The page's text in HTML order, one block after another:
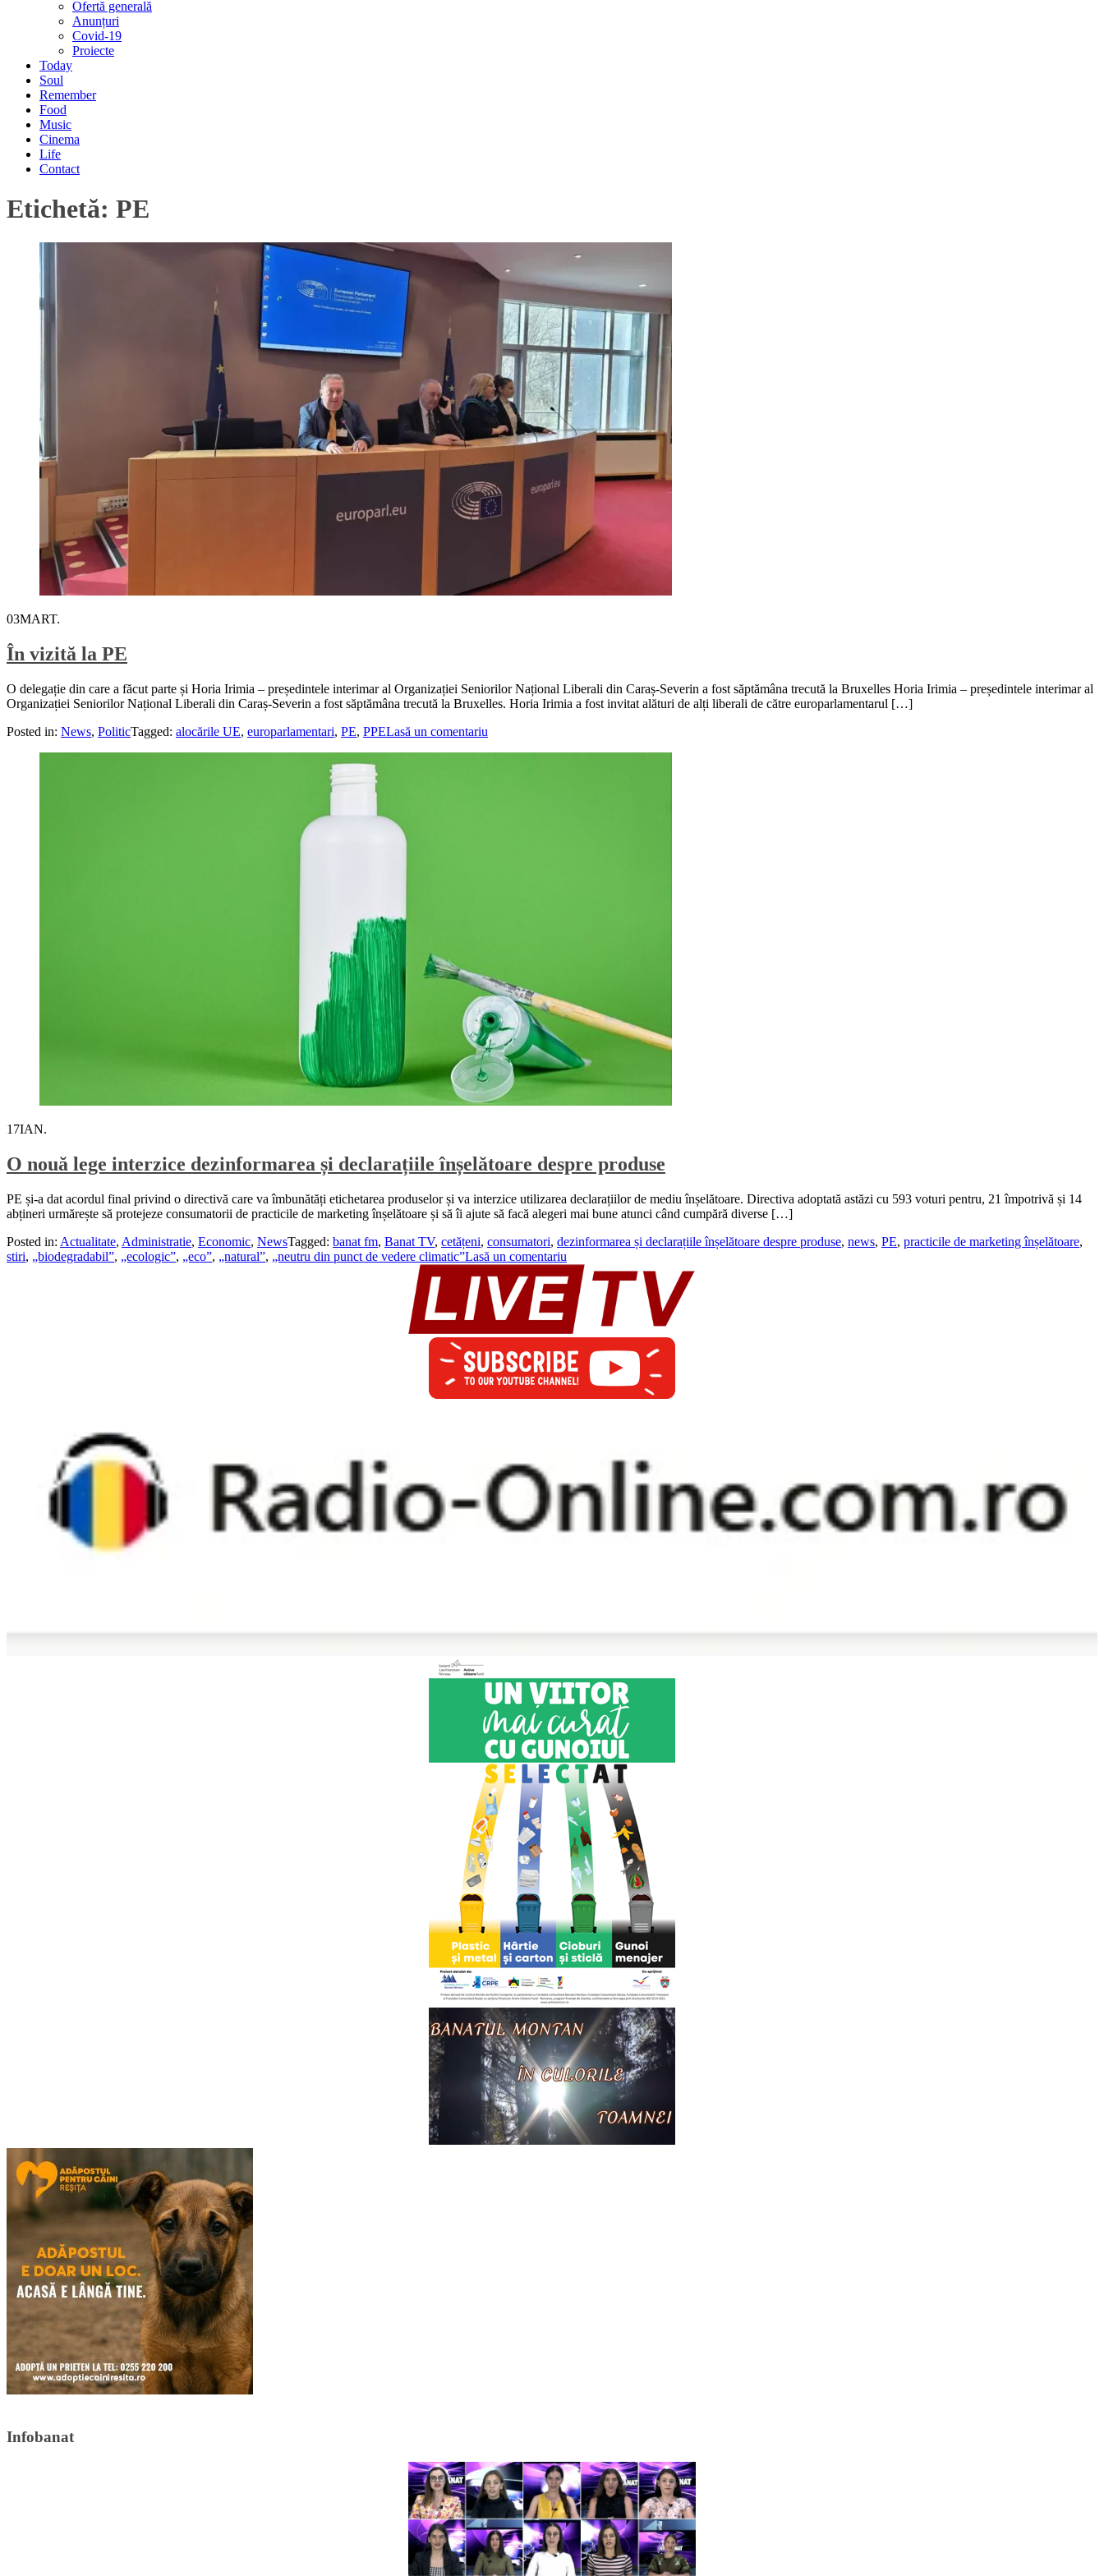
Ofertă generală
Anunțuri
Covid-19
Proiecte
Today
Soul
Remember
Food
Music
Cinema
Life
Contact
Etichetă: PE
03MART.
În vizită la PE
O delegație din care a făcut parte și Horia Irimia – președintele interimar al Organizației Seniorilor Național Liberali din Caraș-Severin a fost săptămâna trecută la Bruxelles Horia Irimia – președintele interimar al
Organizației Seniorilor Național Liberali din Caraș-Severin a fost săptămâna trecută la Bruxelles. Horia Irimia a fost invitat alături de alți liberali de către europarlamentarul […]
Posted in: News, PoliticTagged: alocările UE, europarlamentari, PE, PPELasă un comentariu
17IAN.
O nouă lege interzice dezinformarea și declarațiile înșelătoare despre produse
PE și-a dat acordul final privind o directivă care va îmbunătăți etichetarea produselor și va interzice utilizarea declarațiilor de mediu înșelătoare. Directiva adoptată astăzi cu 593 voturi pentru, 21 împotrivă și 14
abțineri urmărește să protejeze consumatorii de practicile de marketing înșelătoare și să îi ajute să facă alegeri mai bune atunci când cumpără diverse […]
Posted in: Actualitate, Administratie, Economic, NewsTagged: banat fm, Banat TV, cetățeni, consumatori, dezinformarea și declarațiile înșelătoare despre produse, news, PE, practicile de marketing înșelătoare,
stiri, „biodegradabil”, „ecologic”, „eco”, „natural”, „neutru din punct de vedere climatic”Lasă un comentariu
Infobanat